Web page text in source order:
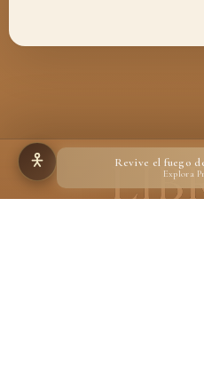
Revive el fuego